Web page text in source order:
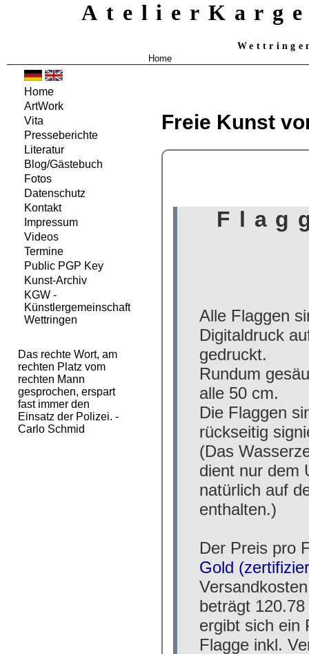
Home
Freie Kunst
Home
ArtWork
Vita
Presseberichte
Literatur
Blog/Gästebuch
Fotos
Datenschutz
Kontakt
Impressum
Videos
Termine
Public PGP Key
Kunst-Archiv
KGW -
Künstlergemeinschaft
Wettringen
Das rechte Wort, am
rechten Platz vom
rechten Mann
gesprochen, erspart
fast immer den
Einsatz der Polizei. -
Carlo Schmid